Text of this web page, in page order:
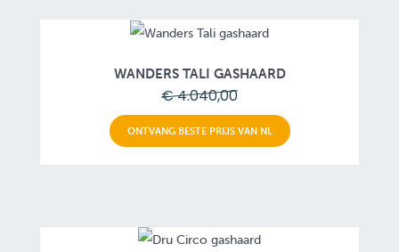
WANDERS TALI GASHAARD
€ 4.040,00
ONTVANG BESTE PRIJS VAN NL